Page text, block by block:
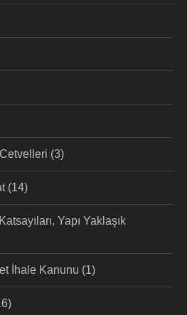
(3)
(14)
Yapı Yaklaşık
İhale Kanunu (1)